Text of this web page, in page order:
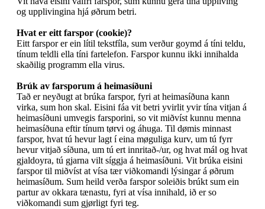
og upplivingina hjá øðrum betri.
Hvat er eitt farspor (cookie)?
Eitt farspor er ein lítil tekstfíla, sum verður goymd á tíni teldu,
tínum teldli ella tíni fartelefon. Farspor kunnu ikki innihalda
skaðilig programm ella virus.
Brúk av farsporum á heimasíðuni
Tað er neyðugt at brúka farspor, fyri at heimasíðuna kann
virka, sum hon skal. Eisini fáa vit betri yvirlit yvir tína vitjan á
heimasíðuni umvegis farsporini, so vit miðvíst kunnu menna
heimasíðuna eftir tínum tørvi og áhuga. Til dømis minnast
farspor, hvat tú hevur lagt í eina møguliga kurv, um tú fyrr
hevur vitjað síðuna, um tú ert innritað-/ur, og hvat mál og hvat
gjaldoyra, tú gjarna vilt síggja á heimasíðuni. Vit brúka eisini
farspor til miðvíst at vísa tær viðkomandi lýsingar á øðrum
heimasíðum. Sum heild verða farspor soleiðis brúkt sum ein
partur av okkara tænastu, fyri at vísa innihald, ið er so
viðkomandi sum gjørligt fyri teg.